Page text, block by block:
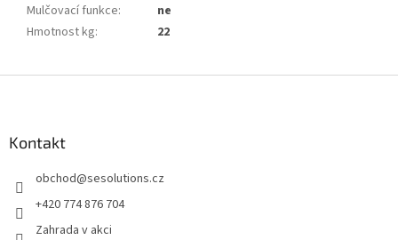
Mulčovací funkce:
ne
Hmotnost kg: 22
Kontakt
obchod@sesolutions.cz
+420 774 876 704
Zahrada v akci